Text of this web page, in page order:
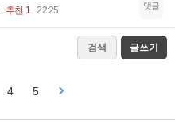
추천 1 22:25 댓글
검색 글쓰기
4 5